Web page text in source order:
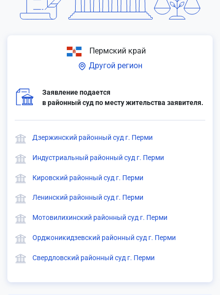
Пермский край
Другой регион
Заявление подается
в районный суд по месту жительства заявителя.
Дзержинский районный суд г. Перми
Индустриальный районный суд г. Перми
Кировский районный суд г. Перми
Ленинский районный суд г. Перми
Мотовилихинский районный суд г. Перми
Орджоникидзевский районный суд г. Перми
Свердловский районный суд г. Перми